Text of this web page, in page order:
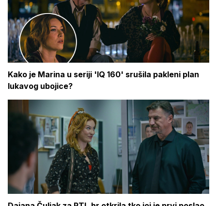
Kako je Marina u seriji 'IQ 160' srušila pakleni plan
lukavog ubojice?